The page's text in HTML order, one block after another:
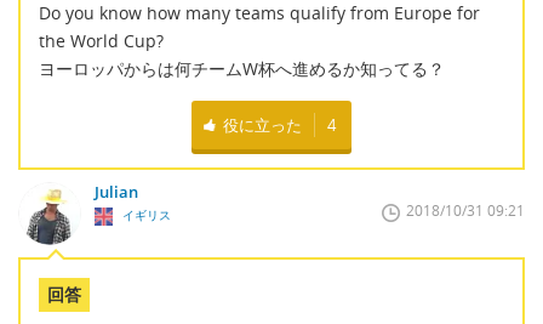
Do you know how many teams qualify from Europe for
the World Cup?
ヨーロッパからは何チームW杯へ進めるか知ってる？
役に立った 4
Julian
イギリス 2018/10/31 09:21
回答